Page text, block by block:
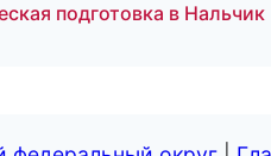
подготовка в Нальчик